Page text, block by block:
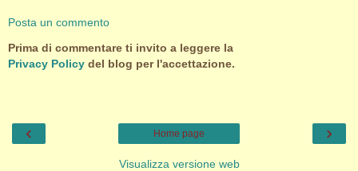
Posta un commento
Prima di commentare ti invito a leggere la
Privacy Policy del blog per l'accettazione.
‹ ›
Home page
Visualizza versione web